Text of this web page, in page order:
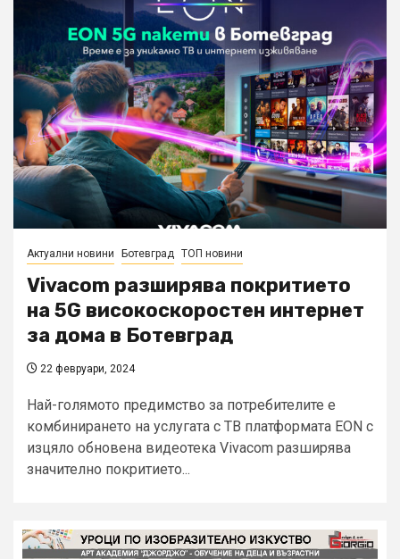
Актуални новини Ботевград ТОП новини
Vivacom разширява покритието
на 5G високоскоростен интернет
за дома в Ботевград
22 февруари, 2024
Най-голямото предимство за потребителите е
комбинирането на услугата с ТВ платформата EON с
изцяло обновена видеотека Vivacom разширява
значително покритието...